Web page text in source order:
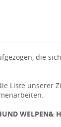
die
Liste unserer
WELPEN&